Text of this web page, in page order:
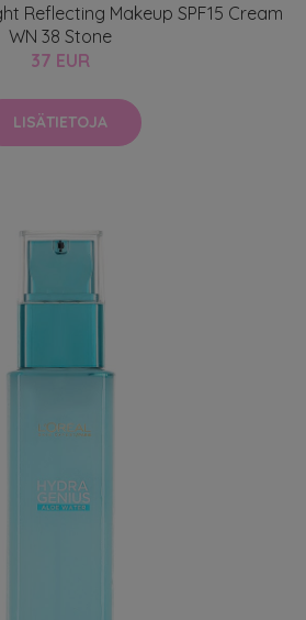
Reflecting Makeup SPF15 Cream
WN 38 Stone
37 EUR
LISÄTIETOJA